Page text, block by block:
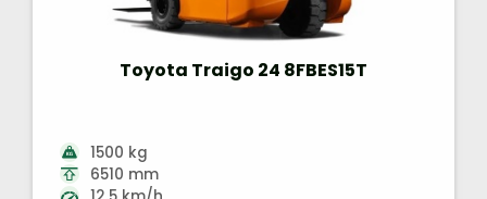
Toyota Traigo 24 8FBES15T
1500 kg
6510 mm